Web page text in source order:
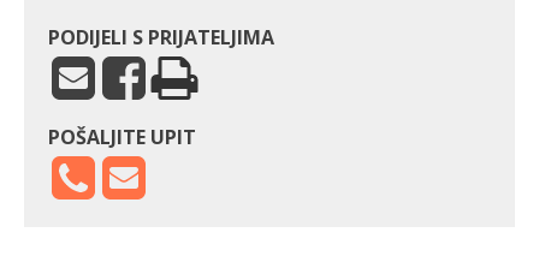
PODIJELI S PRIJATELJIMA
POŠALJITE UPIT